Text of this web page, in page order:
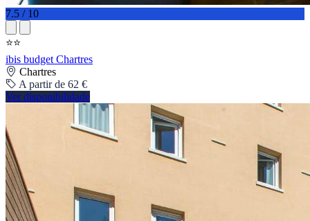
7.5 / 10
⭐⭐
ibis budget Chartres
Chartres
A partir de 62 €
Ver disponibilidade